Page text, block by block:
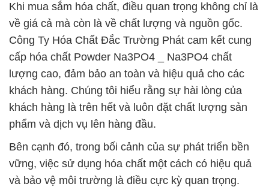
Khi mua sắm hóa chất, điều quan trọng không chỉ là
về giá cả mà còn là về chất lượng và nguồn gốc.
Công Ty Hóa Chất Đắc Trường Phát cam kết cung
cấp hóa chất Powder Na3PO4 _ Na3PO4 chất
lượng cao, đảm bảo an toàn và hiệu quả cho các
khách hàng. Chúng tôi hiểu rằng sự hài lòng của
khách hàng là trên hết và luôn đặt chất lượng sản
phẩm và dịch vụ lên hàng đầu.
Bên cạnh đó, trong bối cảnh của sự phát triển bền
vững, việc sử dụng hóa chất một cách có hiệu quả
và bảo vệ môi trường là điều cực kỳ quan trọng.